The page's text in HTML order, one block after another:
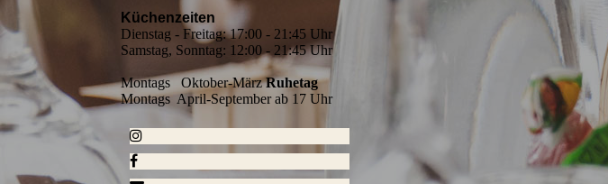
Küchenzeiten
Dienstag - Freitag: 17:00 - 21:45 Uhr
Samstag, Sonntag: 12:00 - 21:45 Uhr
Montags Oktober-MärzRuhetag
Montags April-September ab 17 Uhr